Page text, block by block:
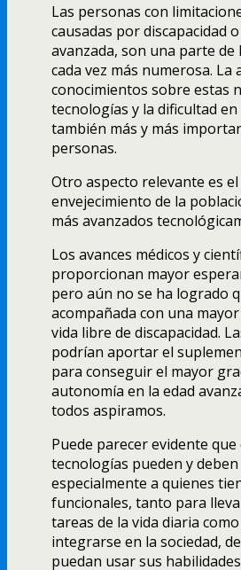
Las personas con
causadas por discapacidad
avanzada, son una parte de
cada vez más numerosa. La
conocimientos sobre estas
tecnologí­as y la dificultad
también más y más
personas.
Otro aspecto relevante es
envejecimiento de la
más avanzados
Los avances médicos y
proporcionan mayor
pero aún no se ha logrado
acompañada con una
vida libre de discapacidad.
podrí­an aportar el
para conseguir el mayor
autonomí­a en la edad
todos aspiramos.
Puede parecer evidente que
tecnologí­as pueden y
especialmente a quienes
funcionales, tanto para
tareas de la vida diaria
integrarse en la sociedad,
puedan usar sus